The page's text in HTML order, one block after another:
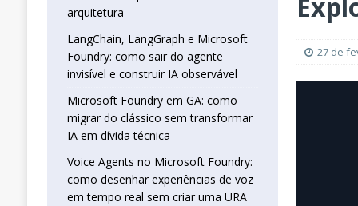
que jogar tudo para um LLM
[ 25 de abril de 2026 ]
Vibe Coding
27 de
arquitetura
LangChain, LangGraph e Microsoft
Foundry: como sair do agente
invisível e construir IA observável
Microsoft Foundry em GA: como
migrar do clássico sem transformar
IA em dívida técnica
Voice Agents no Microsoft Foundry:
como desenhar experiências de voz
em tempo real sem criar uma URA